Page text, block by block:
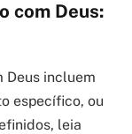
com Deus:
Deus incluem
específico, ou
leia